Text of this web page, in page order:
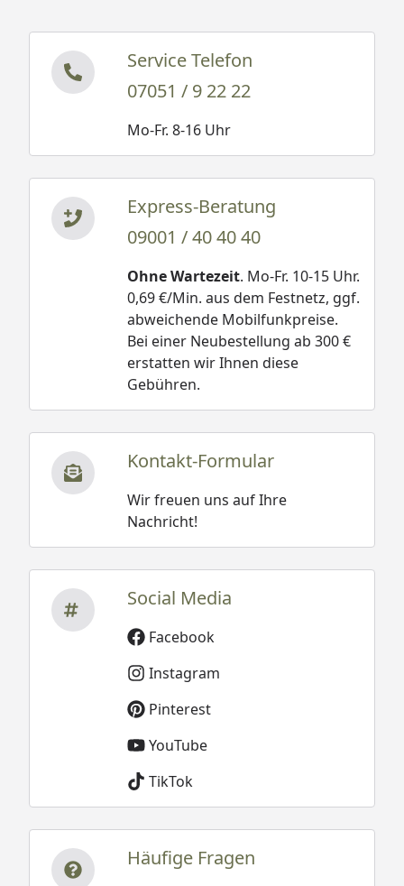
Service Telefon
07051 / 9 22 22
Mo-Fr. 8-16 Uhr
Express-Beratung
09001 / 40 40 40
Ohne Wartezeit. Mo-Fr. 10-15 Uhr.
0,69 €/Min. aus dem Festnetz, ggf.
abweichende Mobilfunkpreise.
Bei einer Neubestellung ab 300 €
erstatten wir Ihnen diese
Gebühren.
Kontakt-Formular
Wir freuen uns auf Ihre
Nachricht!
Social Media
Facebook
Instagram
Pinterest
YouTube
TikTok
Häufige Fragen